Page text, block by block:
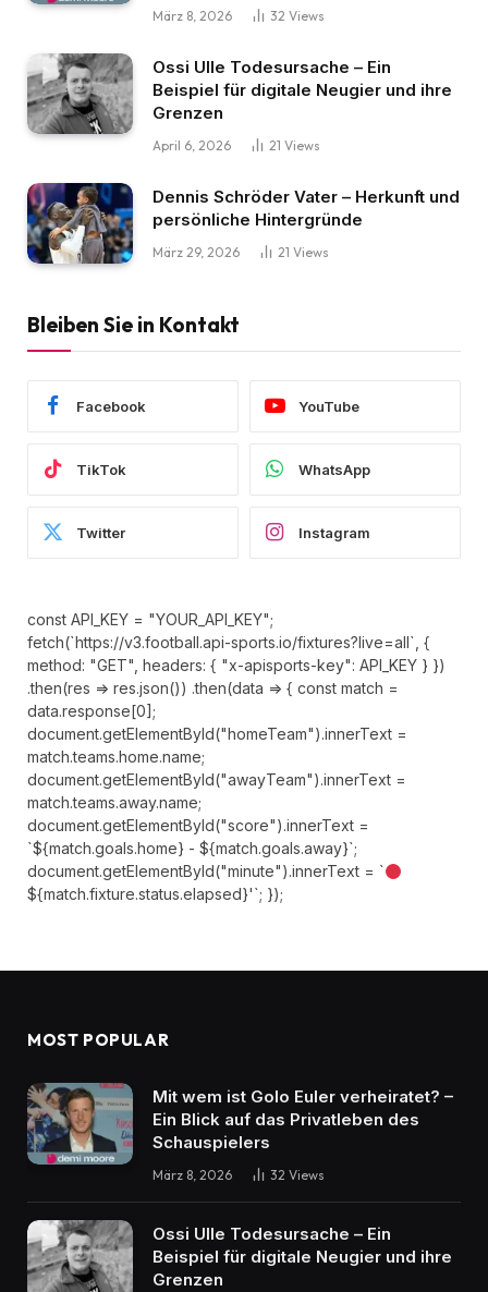
März 8, 2026 32 Views
Ossi Ulle Todesursache – Ein
Beispiel für digitale Neugier und ihre
Grenzen
April 6, 2026 21 Views
Dennis Schröder Vater – Herkunft und
persönliche Hintergründe
März 29, 2026 21 Views
Bleiben Sie in Kontakt
Facebook YouTube
TikTok WhatsApp
Twitter Instagram
const API_KEY = "YOUR_API_KEY";
fetch(`https://v3.football.api-sports.io/fixtures?live=all`, {
method: "GET", headers: { "x-apisports-key": API_KEY } })
.then(res => res.json()) .then(data => { const match =
data.response[0];
document.getElementById("homeTeam").innerText =
match.teams.home.name;
document.getElementById("awayTeam").innerText =
match.teams.away.name;
document.getElementById("score").innerText =
`${match.goals.home} - ${match.goals.away}`;
document.getElementById("minute").innerText = `
${match.fixture.status.elapsed}'`; });
MOST POPULAR
Mit wem ist Golo Euler verheiratet? –
Ein Blick auf das Privatleben des
Schauspielers
März 8, 2026 32 Views
Ossi Ulle Todesursache – Ein
Beispiel für digitale Neugier und ihre
Grenzen